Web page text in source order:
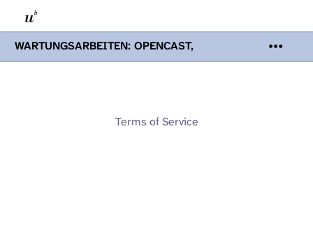
WARTUNGSARBEITEN: OPENCAST,
PODCASTS & TOBIRA
Mi 19. August
Opencast-Videos und Tobira nicht zur
Terms of Service